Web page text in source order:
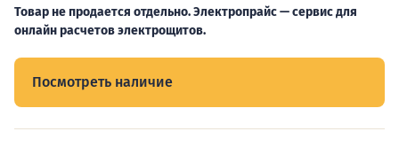
Товар не продается отдельно. Электропрайс — сервис для
онлайн расчетов электрощитов.
Посмотреть наличие